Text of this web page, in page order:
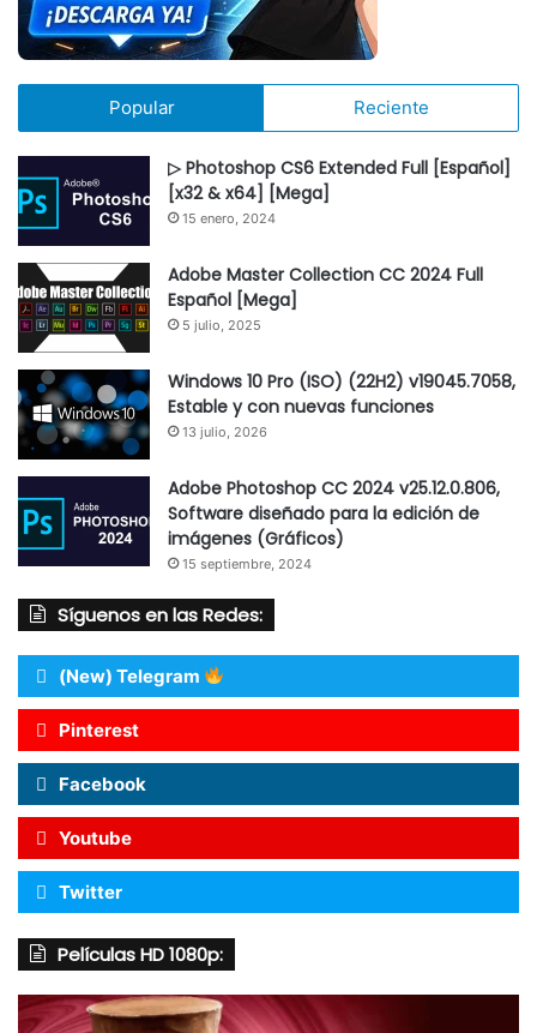
Popular Reciente
▷ Photoshop CS6 Extended Full [Español]
[x32 & x64] [Mega]
15 enero, 2024
Adobe Master Collection CC 2024 Full
Español [Mega]
5 julio, 2025
Windows 10 Pro (ISO) (22H2) v19045.7058,
Estable y con nuevas funciones
13 julio, 2026
Adobe Photoshop CC 2024 v25.12.0.806,
Software diseñado para la edición de
imágenes (Gráficos)
15 septiembre, 2024
Síguenos en las Redes:
(New) Telegram
Pinterest
Facebook
Youtube
Twitter
Películas HD 1080p: